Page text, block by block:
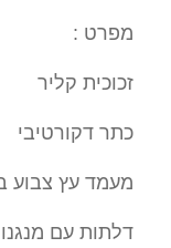
מפרט :
זכוכית קליר
כתר דקורטיבי
מעמד עץ צבוע
דלתות עם